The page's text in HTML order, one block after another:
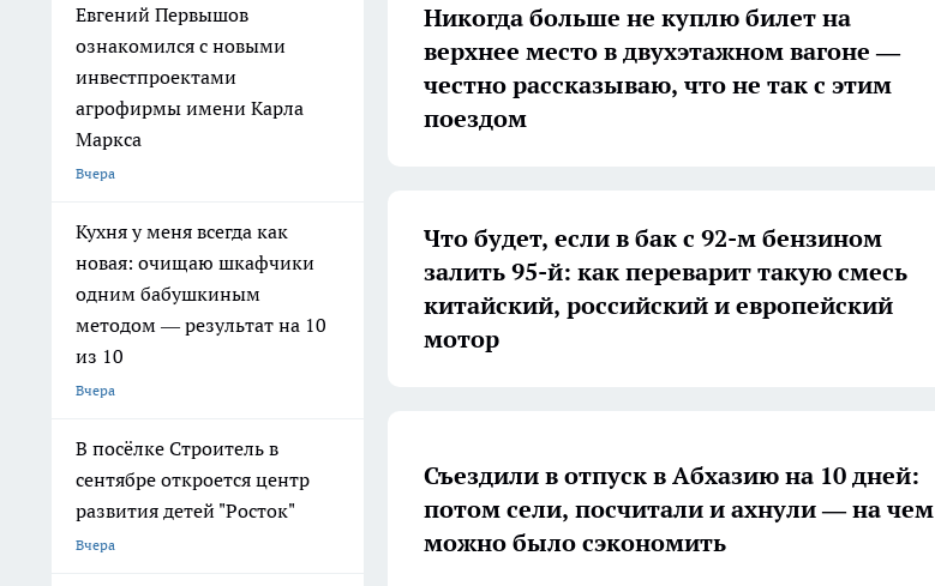
Евгений Первышов
ознакомился с новыми
инвестпроектами
агрофирмы имени Карла
Маркса
Вчера
Кухня у меня всегда как
новая: очищаю шкафчики
одним бабушкиным
методом — результат на 10
из 10
Вчера
В посёлке Строитель в
сентябре откроется центр
развития детей "Росток"
Вчера
Никогда больше не куплю билет на
верхнее место в двухэтажном вагоне —
честно рассказываю, что не так с этим
поездом
Что будет, если в бак с 92-м бензином
залить 95-й: как переварит такую смесь
китайский, российский и европейский
мотор
Съездили в отпуск в Абхазию на 10 дней:
потом сели, посчитали и ахнули — на чем
можно было сэкономить